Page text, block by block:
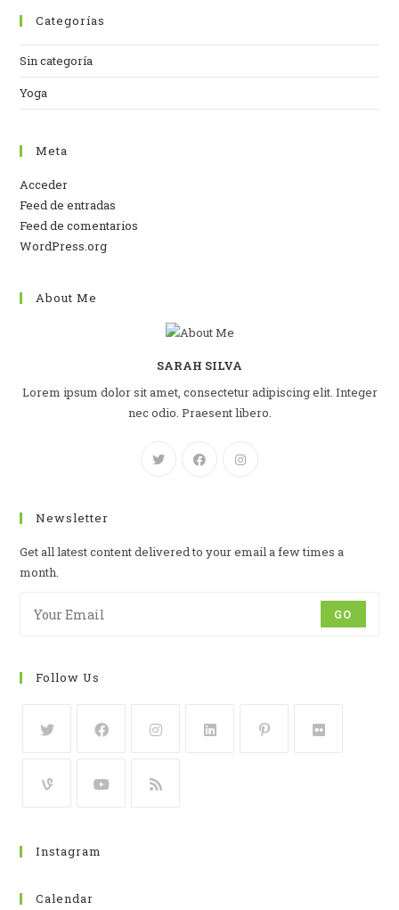
Categorías
Sin categoría
Yoga
Meta
Acceder
Feed de entradas
Feed de comentarios
WordPress.org
About Me
SARAH SILVA
Lorem ipsum dolor sit amet, consectetur adipiscing elit. Integer
nec odio. Praesent libero.
Newsletter
Get all latest content delivered to your email a few times a
month.
GO
Follow Us
Instagram
Calendar